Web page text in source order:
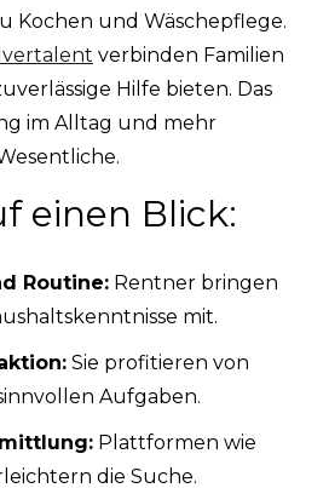
Kochen und Wäschepflege.
verbinden Familien
Hilfe bieten. Das
im Alltag und mehr
einen Blick:
Routine: Rentner bringen
mit.
Sie profitieren von
Aufgaben.
Plattformen wie
die Suche.